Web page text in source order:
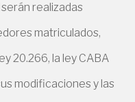
realizadas
matriculados,
20.266, la ley CABA
modificaciones y las